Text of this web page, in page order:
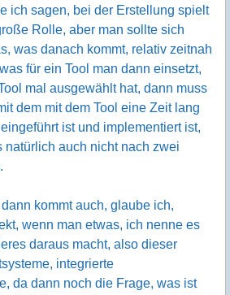
ich sagen, bei der Erstellung spielt
Rolle, aber man sollte sich
was danach kommt, relativ zeitnah
für ein Tool man dann einsetzt,
mal ausgewählt hat, dann muss
dem mit dem Tool eine Zeit lang
ist und implementiert ist,
natürlich auch nicht nach zwei
kommt auch, glaube ich,
wenn man etwas, ich nenne es
daraus macht, also dieser
integrierte
da dann noch die Frage, was ist